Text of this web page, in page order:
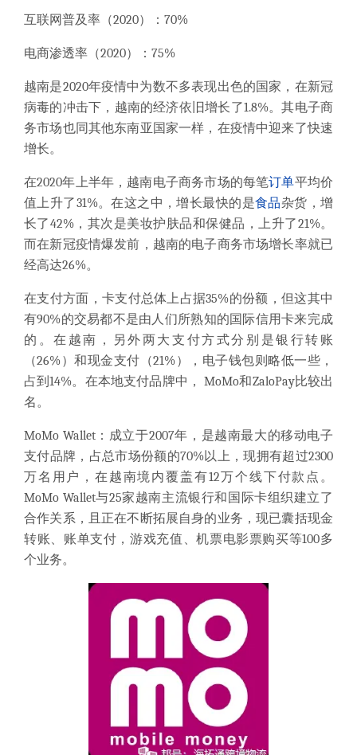
互联网普及率（2020）：70%
电商渗透率（2020）：75%
越南是2020年疫情中为数不多表现出色的国家，在新冠
病毒的冲击下，越南的经济依旧增长了1.8%。其电子商
务市场也同其他东南亚国家一样，在疫情中迎来了快速
增长。
在2020年上半年，越南电子商务市场的每笔订单平均价
值上升了31%。在这之中，增长最快的是食品杂货，增
长了42%，其次是美妆护肤品和保健品，上升了21%。
而在新冠疫情爆发前，越南的电子商务市场增长率就已
经高达26%。
在支付方面，卡支付总体上占据35%的份额，但这其中
有90%的交易都不是由人们所熟知的国际信用卡来完成
的。在越南，另外两大支付方式分别是银行转账
（26%）和现金支付（21%），电子钱包则略低一些，
占到14%。在本地支付品牌中， MoMo和ZaloPay比较出
名。
MoMo Wallet：成立于2007年，是越南最大的移动电子
支付品牌，占总市场份额的70%以上，现拥有超过2300
万名用户，在越南境内覆盖有12万个线下付款点。
MoMo Wallet与25家越南主流银行和国际卡组织建立了
合作关系，且正在不断拓展自身的业务，现已囊括现金
转账、账单支付，游戏充值、机票电影票购买等100多
个业务。